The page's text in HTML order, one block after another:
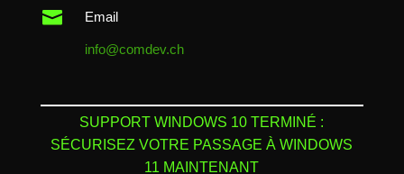
 Email
info@comdev.ch
SUPPORT WINDOWS 10 TERMINÉ :
SÉCURISEZ VOTRE PASSAGE À WINDOWS
11 MAINTENANT